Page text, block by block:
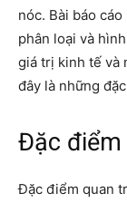
nóc. Bài báo
phân loại và
giá trị kinh tế và
đây là những
Đặc điểm
Đặc điểm quan